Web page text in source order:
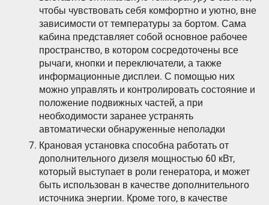
чтобы чувствовать себя комфортно и уютно, вне
зависимости от температуры за бортом. Сама
кабина представляет собой основное рабочее
пространство, в котором сосредоточены все
рычаги, кнопки и переключатели, а также
информационные дисплеи. С помощью них
можно управлять и контролировать состояние и
положение подвижных частей, а при
необходимости заранее устранять
автоматически обнаруженные неполадки
Крановая установка способна работать от
дополнительного дизеля мощностью 60 кВт,
который выступает в роли генератора, и может
быть использован в качестве дополнительного
источника энергии. Кроме того, в качестве